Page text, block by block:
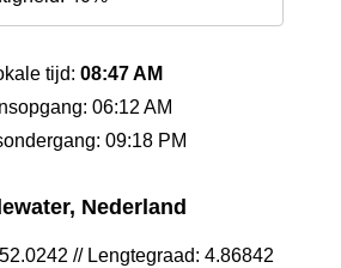
tijd: 08:47 AM
06:12 AM
09:18 PM
Nederland
// Lengtegraad: 4.86842